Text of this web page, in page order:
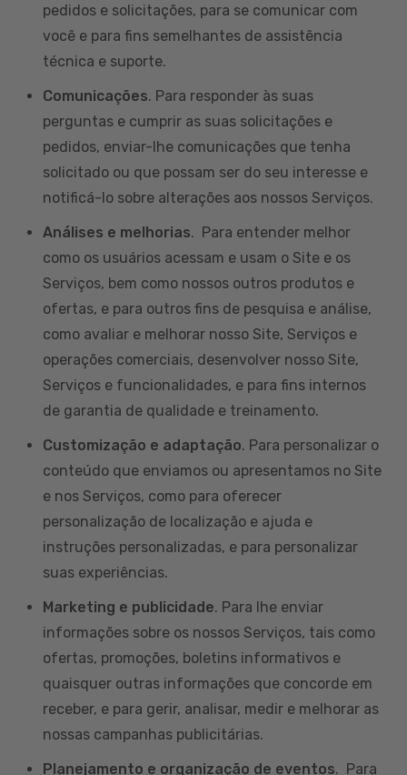
pedidos e solicitações, para se comunicar com
você e para fins semelhantes de assistência
técnica e suporte.
Comunicações. Para responder às suas
perguntas e cumprir as suas solicitações e
pedidos, enviar-lhe comunicações que tenha
solicitado ou que possam ser do seu interesse e
notificá-lo sobre alterações aos nossos Serviços.
Análises e melhorias. Para entender melhor
como os usuários acessam e usam o Site e os
Serviços, bem como nossos outros produtos e
ofertas, e para outros fins de pesquisa e análise,
como avaliar e melhorar nosso Site, Serviços e
operações comerciais, desenvolver nosso Site,
Serviços e funcionalidades, e para fins internos
de garantia de qualidade e treinamento.
Customização e adaptação. Para personalizar o
conteúdo que enviamos ou apresentamos no Site
e nos Serviços, como para oferecer
personalização de localização e ajuda e
instruções personalizadas, e para personalizar
suas experiências.
Marketing e publicidade. Para lhe enviar
informações sobre os nossos Serviços, tais como
ofertas, promoções, boletins informativos e
quaisquer outras informações que concorde em
receber, e para gerir, analisar, medir e melhorar as
nossas campanhas publicitárias.
Planejamento e organização de eventos. Para